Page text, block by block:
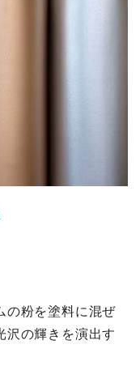
の粉を塗料に混ぜ
沢の輝きを演出す